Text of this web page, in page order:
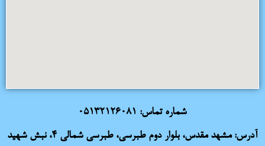
شماره تماس: 05132126081
آدرس: مشهد مقدس، بلوار دوم طبرسی، طبرسی شمالی 4، نبش شهید